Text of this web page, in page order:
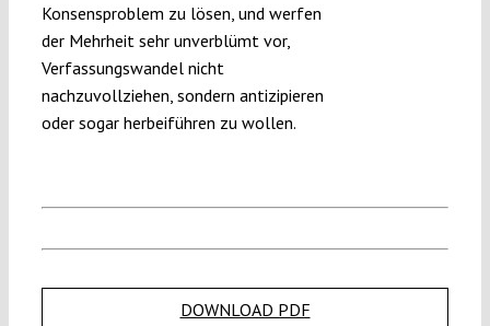
Konsensproblem zu lösen, und werfen
der Mehrheit sehr unverblümt vor,
Verfassungswandel nicht
nachzuvollziehen, sondern antizipieren
oder sogar herbeiführen zu wollen.
DOWNLOAD PDF